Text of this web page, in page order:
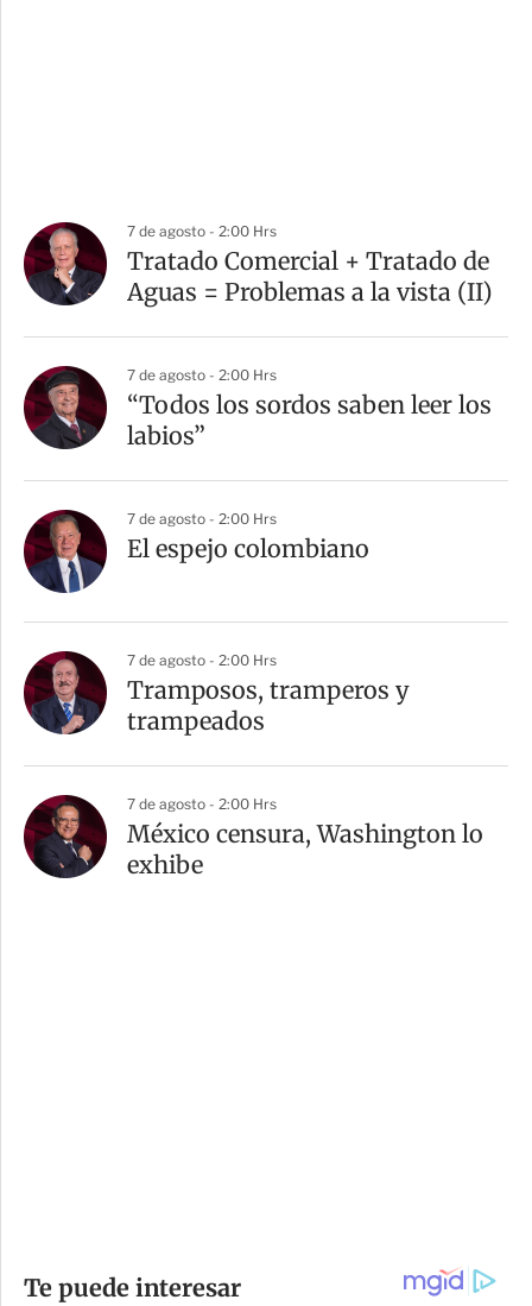
7 de agosto - 2:00 Hrs
Tratado Comercial + Tratado de
Aguas = Problemas a la vista (II)
7 de agosto - 2:00 Hrs
“Todos los sordos saben leer los
labios”
7 de agosto - 2:00 Hrs
El espejo colombiano
7 de agosto - 2:00 Hrs
Tramposos, tramperos y
trampeados
7 de agosto - 2:00 Hrs
México censura, Washington lo
exhibe